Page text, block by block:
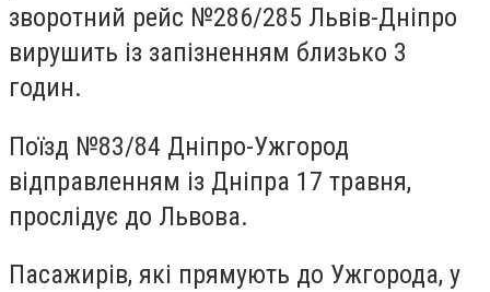
зворотний рейс №286/285 Львів-Дніпро
вирушить із запізненням близько 3
годин.
Поїзд №83/84 Дніпро-Ужгород
відправленням із Дніпра 17 травня,
прослідує до Львова.
Пасажирів, які прямують до Ужгорода, у